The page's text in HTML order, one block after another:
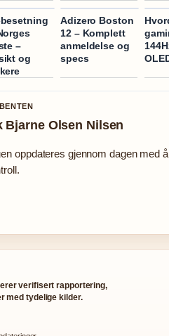
–
og
Adizero Boston
12 – Komplett
anmeldelse og
specs
Bjarne Olsen Nilsen
oppdateres gjennom dagen med
verifisert rapportering,
med tydelige kilder.